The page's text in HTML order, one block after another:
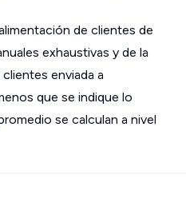
de clientes de
exhaustivas y de la
enviada a
que se indique lo
se calculan a nivel